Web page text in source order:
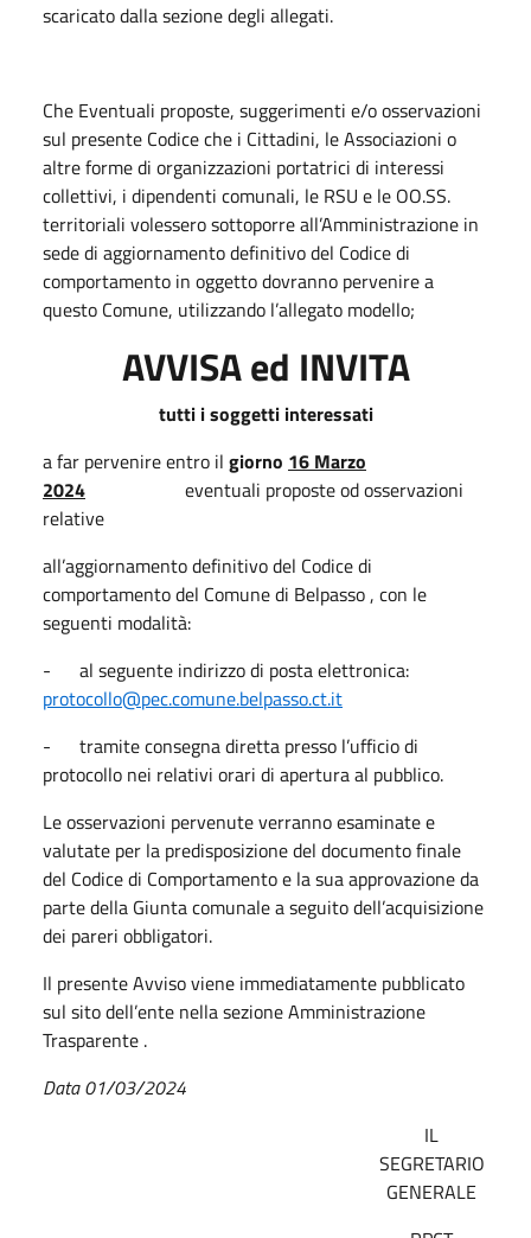
scaricato dalla sezione degli allegati.
Che Eventuali proposte, suggerimenti e/o osservazioni
sul presente Codice che i Cittadini, le Associazioni o
altre forme di organizzazioni portatrici di interessi
collettivi, i dipendenti comunali, le RSU e le OO.SS.
territoriali volessero sottoporre all’Amministrazione in
sede di aggiornamento definitivo del Codice di
comportamento in oggetto dovranno pervenire a
questo Comune, utilizzando l’allegato modello;
AVVISA ed INVITA
tutti i soggetti interessati
a far pervenire entro il giorno 16 Marzo
2024 eventuali proposte od osservazioni
relative
all’aggiornamento definitivo del Codice di
comportamento del Comune di Belpasso , con le
seguenti modalità:
- al seguente indirizzo di posta elettronica:
protocollo@pec.comune.belpasso.ct.it
- tramite consegna diretta presso l’ufficio di
protocollo nei relativi orari di apertura al pubblico.
Le osservazioni pervenute verranno esaminate e
valutate per la predisposizione del documento finale
del Codice di Comportamento e la sua approvazione da
parte della Giunta comunale a seguito dell’acquisizione
dei pareri obbligatori.
Il presente Avviso viene immediatamente pubblicato
sul sito dell’ente nella sezione Amministrazione
Trasparente .
Data 01/03/2024
IL
SEGRETARIO
GENERALE